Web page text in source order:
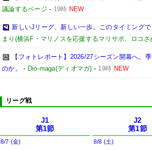
議論するページ - 19時 NEW
新しいJリーグ、新しい一歩。このタイミング
まり(横浜F・マリノスを応援するマリサポ、ロコ
【フォトレポート】2026/27シーズン開幕へ。
のか。
- Dio-maga(ディオマガ) - 19時 NEW
リーグ戦
J1
第1節
8/7 (金)
J2
第1節
8/8 (土)